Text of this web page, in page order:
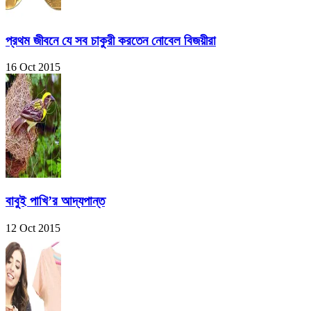
প্রথম জীবনে যে সব চাকুরী করতেন নোবেল বিজয়ীরা
16 Oct 2015
বাবুই পাখি’র আদ্যপান্ত
12 Oct 2015